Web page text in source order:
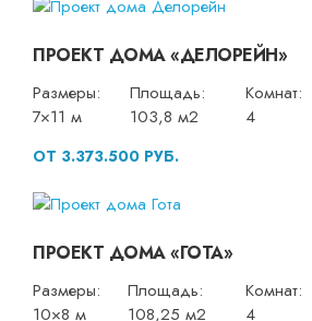
ПРОЕКТ ДОМА «ДЕЛОРЕЙН»
Размеры:
7×11 м
Площадь:
103,8 м2
Комнат:
4
ОТ 3.373.500 РУБ.
ПРОЕКТ ДОМА «ГОТА»
Размеры:
10×8 м
Площадь:
108,25 м2
Комнат:
4